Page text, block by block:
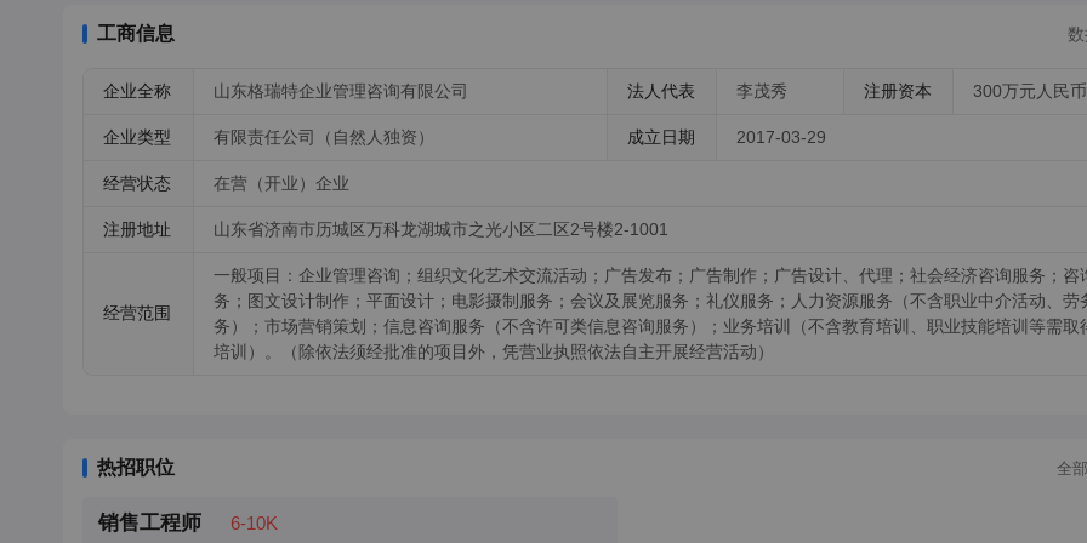
工商信息
企业全称 山东格瑞特企业管理咨询有限公司 法人代表 李茂秀 注册资本 300万元人民币
企业类型 有限责任公司（自然人独资） 成立日期 2017-03-29
经营状态 在营（开业）企业
注册地址 山东省济南市历城区万科龙湖城市之光小区二区2号楼2-1001
经营范围
一般项目：企业管理咨询；组织文化艺术交流活动；广告发布；广告制作；广告设计、代理；社会经济咨询服务；咨
务；图文设计制作；平面设计；电影摄制服务；会议及展览服务；礼仪服务；人力资源服务（不含职业中介活动、劳
务）；市场营销策划；信息咨询服务（不含许可类信息咨询服务）；业务培训（不含教育培训、职业技能培训等需取
培训）。（除依法须经批准的项目外，凭营业执照依法自主开展经营活动）
热招职位 全
销售工程师 6-10K